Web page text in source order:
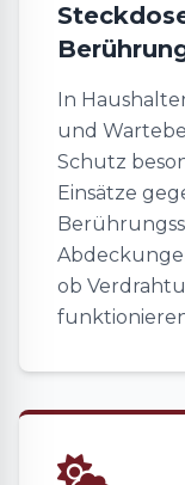
In
und
Schutz
Einsätze
ob